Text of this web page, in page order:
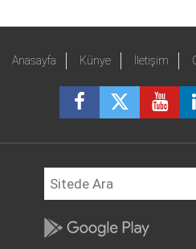
Anasayfa Künye İletişim